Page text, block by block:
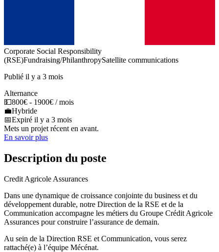
Corporate Social Responsibility
(RSE)Fundraising/PhilanthropySatellite communications
Publié il y a 3 mois
Alternance
💵800€ - 1900€ / mois
💼Hybride
📅Expiré il y a 3 mois
Mets un projet récent en avant.
En savoir plus
Description du poste
Credit Agricole Assurances
Dans une dynamique de croissance conjointe du business et du
développement durable, notre Direction de la RSE et de la
Communication accompagne les métiers du Groupe Crédit Agricole
Assurances pour construire l’assurance de demain.
Au sein de la Direction RSE et Communication, vous serez
rattaché(e) à l’équipe Mécénat.